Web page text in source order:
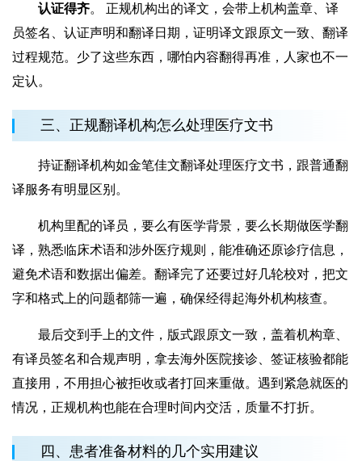
认证得齐。‌ 正规机构出的译文，会带上机构盖章、译
员签名、认证声明和翻译日期，证明译文跟原文一致、翻译
过程规范。少了这些东西，哪怕内容翻得再准，人家也不一
定认。
三、正规翻译机构怎么处理医疗文书
持证翻译机构如金笔佳文翻译处理医疗文书，跟普通翻
译服务有明显区别。
机构里配的译员，要么有医学背景，要么长期做医学翻
译，熟悉临床术语和涉外医疗规则，能准确还原诊疗信息，
避免术语和数据出偏差。翻译完了还要过好几轮校对，把文
字和格式上的问题都筛一遍，确保经得起海外机构核查。
最后交到手上的文件，版式跟原文一致，盖着机构章、
有译员签名和合规声明，拿去海外医院接诊、签证核验都能
直接用，不用担心被拒收或者打回来重做。遇到紧急就医的
情况，正规机构也能在合理时间内交活，质量不打折。
四、患者准备材料的几个实用建议